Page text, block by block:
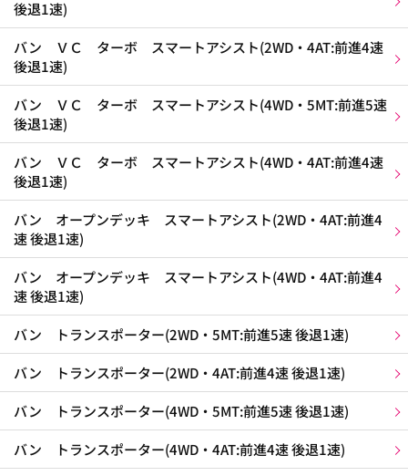
後退1速)
バン ＶＣ ターボ スマートアシスト(2WD・4AT:前進4速
後退1速)
バン ＶＣ ターボ スマートアシスト(4WD・5MT:前進5速
後退1速)
バン ＶＣ ターボ スマートアシスト(4WD・4AT:前進4速
後退1速)
バン オープンデッキ スマートアシスト(2WD・4AT:前進4
速 後退1速)
バン オープンデッキ スマートアシスト(4WD・4AT:前進4
速 後退1速)
バン トランスポーター(2WD・5MT:前進5速 後退1速)
バン トランスポーター(2WD・4AT:前進4速 後退1速)
バン トランスポーター(4WD・5MT:前進5速 後退1速)
バン トランスポーター(4WD・4AT:前進4速 後退1速)